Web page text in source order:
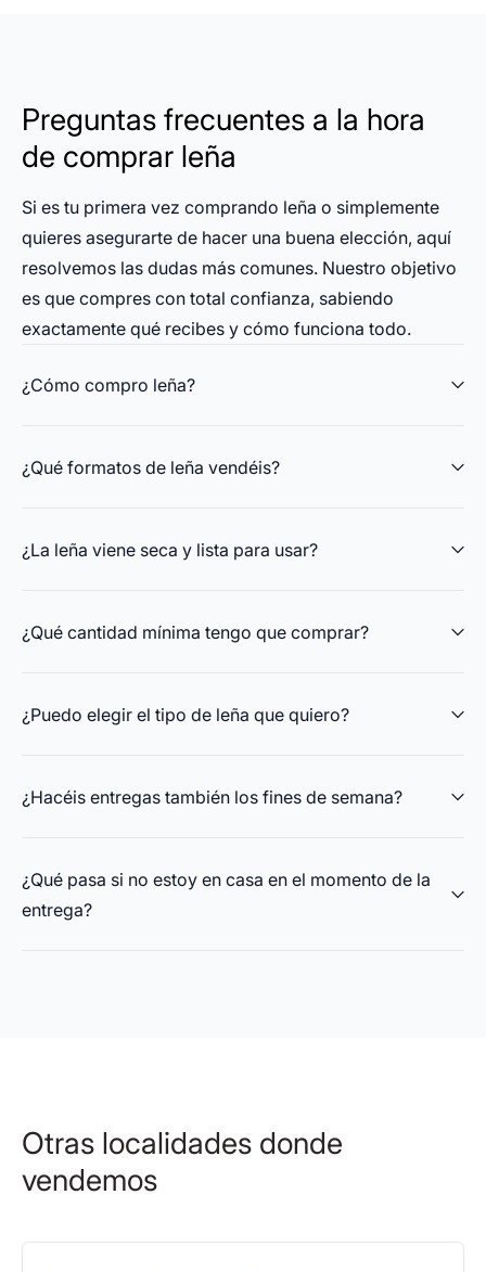
Preguntas frecuentes a la hora
de comprar leña
Si es tu primera vez comprando leña o simplemente
quieres asegurarte de hacer una buena elección, aquí
resolvemos las dudas más comunes. Nuestro objetivo
es que compres con total confianza, sabiendo
exactamente qué recibes y cómo funciona todo.
¿Cómo compro leña?
¿Qué formatos de leña vendéis?
¿La leña viene seca y lista para usar?
¿Qué cantidad mínima tengo que comprar?
¿Puedo elegir el tipo de leña que quiero?
¿Hacéis entregas también los fines de semana?
¿Qué pasa si no estoy en casa en el momento de la
entrega?
Otras localidades donde
vendemos